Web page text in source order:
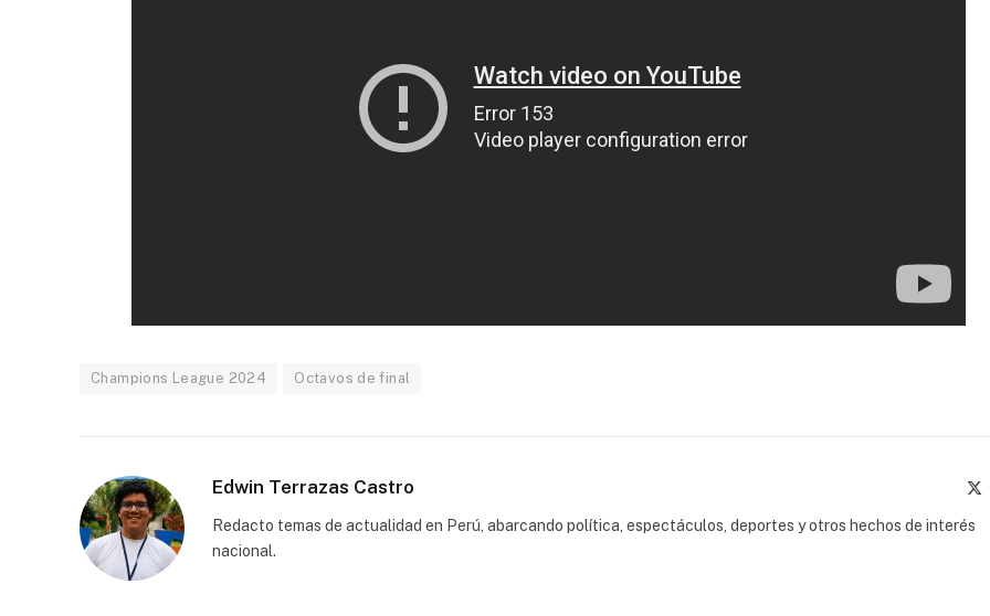
Champions League 2024 Octavos de final
Edwin Terrazas Castro
Redacto temas de actualidad en Perú, abarcando política, espectáculos, deportes y otros hechos de interés
nacional.